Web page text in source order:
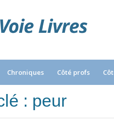
Chroniques Côté profs
: peur